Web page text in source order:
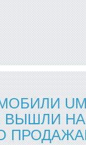
ВЫШЛИ